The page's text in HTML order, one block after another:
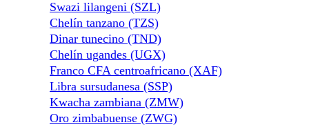
Swazi lilangeni (SZL)
Chelín tanzano (TZS)
Dinar tunecino (TND)
Chelín ugandes (UGX)
Franco CFA centroafricano (XAF)
Libra sursudanesa (SSP)
Kwacha zambiana (ZMW)
Oro zimbabuense (ZWG)